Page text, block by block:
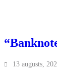
13 augusts,